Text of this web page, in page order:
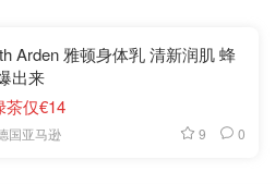
Arden 雅顿身体乳 清新润肌 蜂
出来
茶仅€14
国亚马逊 9 0